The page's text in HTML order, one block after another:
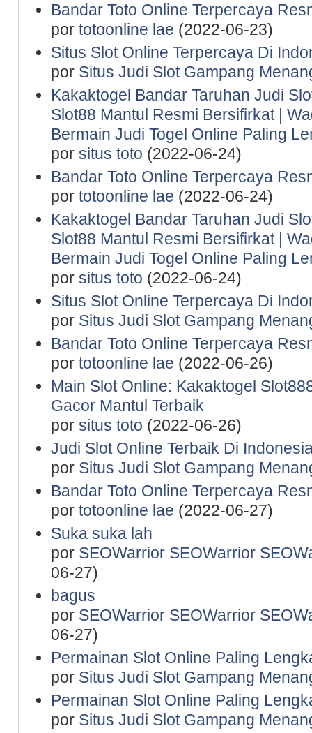
Bandar Toto Online Terpercaya
por totoonline lae (2022-06-23)
Situs Slot Online Terpercaya Di
por Situs Judi Slot Gampang
Kakaktogel Bandar Taruhan Judi
Slot88 Mantul Resmi Bersifirkat |
Bermain Judi Togel Online Paling
por situs toto (2022-06-24)
Bandar Toto Online Terpercaya
por totoonline lae (2022-06-24)
Kakaktogel Bandar Taruhan Judi
Slot88 Mantul Resmi Bersifirkat |
Bermain Judi Togel Online Paling
por situs toto (2022-06-24)
Situs Slot Online Terpercaya Di
por Situs Judi Slot Gampang
Bandar Toto Online Terpercaya
por totoonline lae (2022-06-26)
Main Slot Online: Kakaktogel
Gacor Mantul Terbaik
por situs toto (2022-06-26)
Judi Slot Online Terbaik Di
por Situs Judi Slot Gampang
Bandar Toto Online Terpercaya
por totoonline lae (2022-06-27)
Suka suka lah
por SEOWarrior SEOWarrior
06-27)
bagus
por SEOWarrior SEOWarrior
06-27)
Permainan Slot Online Paling
por Situs Judi Slot Gampang
Permainan Slot Online Paling
por Situs Judi Slot Gampang